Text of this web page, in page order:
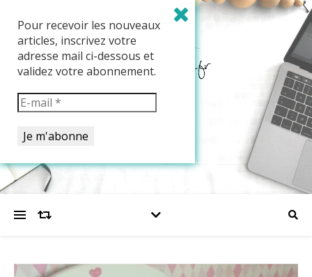
Pour recevoir les nouveaux
articles, inscrivez votre
adresse mail ci-dessous et
validez votre abonnement.